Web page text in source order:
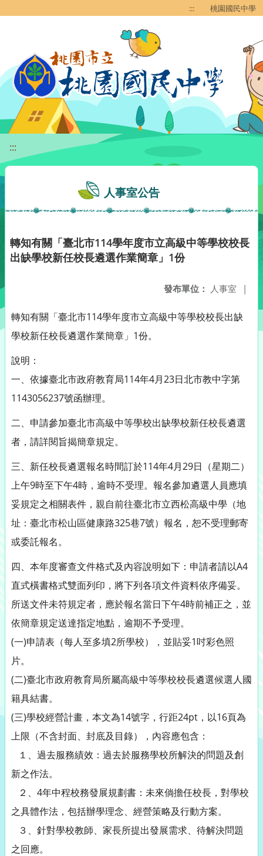
::: 桃園國民中學
:::
人事室公告
轉知有關「臺北市114學年度市立高級中等學校校長
出缺學校新任校長遴選作業簡章」1份
發布單位： 人事室 |
轉知有關「臺北市114學年度市立高級中等學校校長出缺
學校新任校長遴選作業簡章」1份。
說明：
一、依據臺北市政府教育局114年4月23日北市教中字第
1143056237號函辦理。
二、申請參加臺北市高級中等學校出缺學校新任校長遴選
者，請詳閱旨揭簡章規定。
三、新任校長遴選報名時間訂於114年4月29日（星期二）
上午9時至下午4時，逾時不受理。報名參加遴選人員應填
妥規定之相關表件，親自前往臺北市立西松高級中學（地
址：臺北市松山區健康路325巷7號）報名，恕不受理郵寄
或委託報名。
四、本年度審查文件格式及內容說明如下：申請者請以A4
直式橫書格式雙面列印，將下列各項文件資料依序備妥。
所送文件未符規定者，應於報名當日下午4時前補正之，並
依簡章規定送達指定地點，逾期不予受理。
(一)申請表（每人至多填2所學校），並貼妥1吋彩色照
片。
(二)臺北市政府教育局所屬高級中等學校校長遴選候選人國
籍具結書。
(三)學校經營計畫，本文為14號字，行距24pt，以16頁為
上限（不含封面、封底及目錄），內容應包含：
１、過去服務績效：過去於服務學校所解決的問題及創
新之作法。
２、4年中程校務發展規劃書：未來倘擔任校長，對學校
之具體作法，包括辦學理念、經營策略及行動方案。
３、針對學校教師、家長所提出發展需求、待解決問題
之回應。